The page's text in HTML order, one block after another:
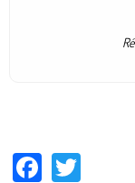
Facebook